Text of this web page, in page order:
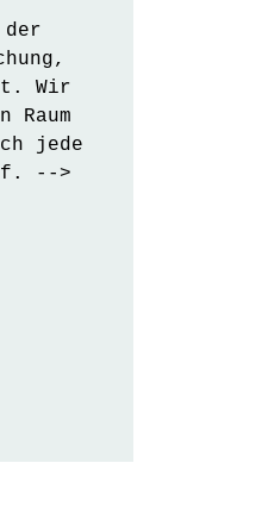
Wir
Raum
jede
-->